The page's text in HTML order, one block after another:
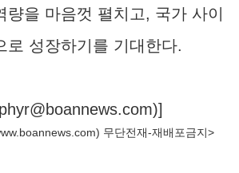
을 마음껏 펼치고, 국가 사이
로 성장하기를 기대한다.
)]
) 무단전재-재배포금지>